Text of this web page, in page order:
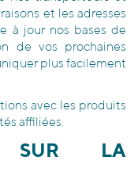
et les adresses
à jour nos bases de
de vos prochaines
plus facilement
avec les produits
affiliées.
SUR LA